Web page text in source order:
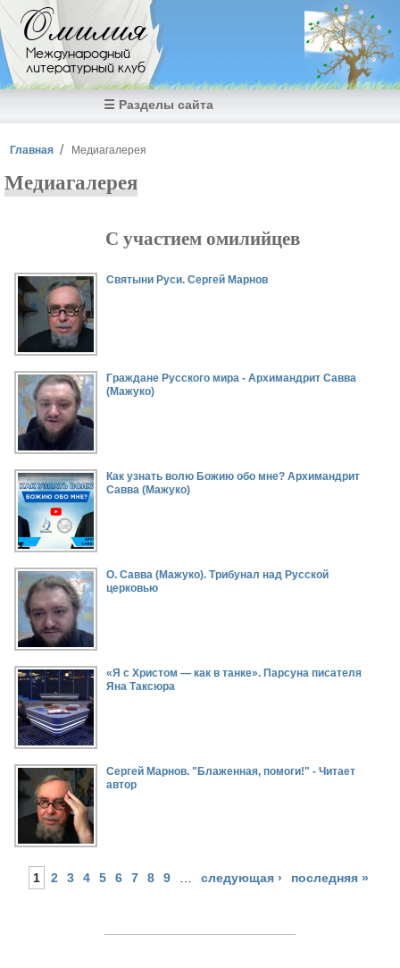
Перейти к основному содержанию
Омилия
Международный
литературный клуб
☰ Разделы сайта
Вы здесь
Главная Медиагалерея
Медиагалерея
С участием омилийцев
Святыни Руси. Сергей Марнов
Граждане Русского мира - Архимандрит Савва
(Мажуко)
Как узнать волю Божию обо мне? Архимандрит
Савва (Мажуко)
О. Савва (Мажуко). Трибунал над Русской
церковью
«Я с Христом — как в танке». Парсуна писателя
Яна Таксюра
Сергей Марнов. "Блаженная, помоги!" - Читает
автор
Страницы
1 2 3 4 5 6 7 8 9 следующая › последняя »